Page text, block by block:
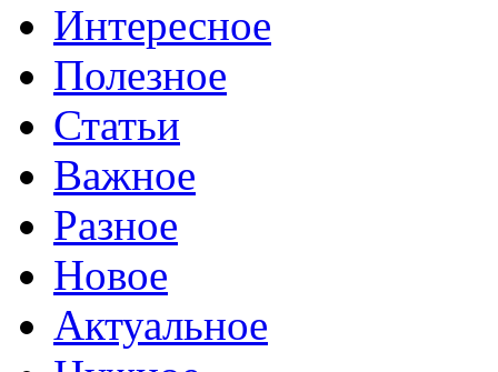
Интересное
Полезное
Статьи
Важное
Разное
Новое
Актуальное